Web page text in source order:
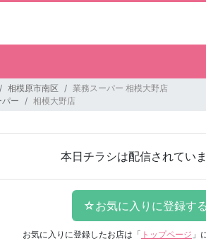
相模原市南区
業務スーパー 相模大野店
ー 相模大野店
本日チラシは配信されてい
お気に入りに登録したお店は 「 トップページ 」